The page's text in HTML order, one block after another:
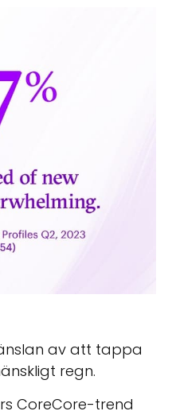
av att tappa
regn.
CoreCore-trend